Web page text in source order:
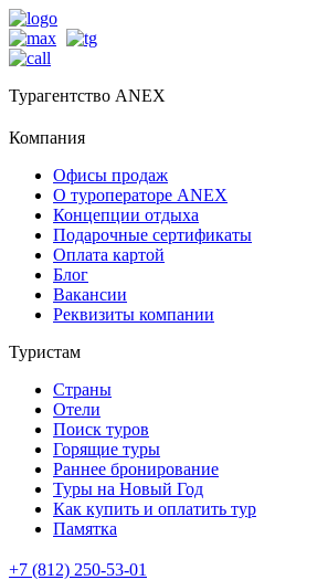
Турагентство ANEX
Компания
Офисы продаж
О туроператоре ANEX
Концепции отдыха
Подарочные сертификаты
Оплата картой
Блог
Вакансии
Реквизиты компании
Туристам
Страны
Отели
Поиск туров
Горящие туры
Раннее бронирование
Туры на Новый Год
Как купить и оплатить тур
Памятка
+7 (812) 250-53-01